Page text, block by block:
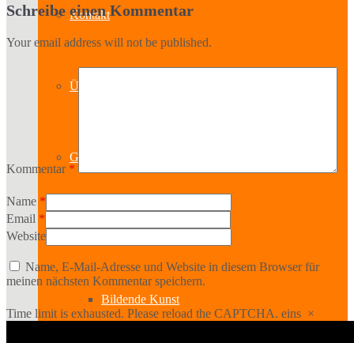
Kontakt
Über uns
Geschichte
Sparten
Bildende Kunst
Schreibe einen Kommentar
Your email address will not be published.
Kommentar *
Name *
Email *
Website
Name, E-Mail-Adresse und Website in diesem Browser für
meinen nächsten Kommentar speichern.
Time limit is exhausted. Please reload the CAPTCHA. eins ×